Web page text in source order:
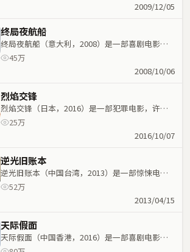
2009/12/05
终局夜航船
终局夜航船（意大利，2008）是一部喜剧电影，
林超贤执导，林青霞、马思纯等主演；喜剧元素与
45万
2008/10/06
烈焰交锋
烈焰交锋（日本，2016）是一部犯罪电影，许鞍
华执导，蕾雅·赛杜、长泽雅美等主演；犯罪元素
25万
2016/10/07
逆光旧账本
逆光旧账本（中国台湾，2013）是一部惊悚电
影，奉俊昊执导，张子枫、雷佳音等主演；惊悚元
52万
2013/04/15
天际假面
天际假面（中国香港，2016）是一部喜剧电影，
洪尚秀执导，全智贤、马丽等主演；喜剧元素与人